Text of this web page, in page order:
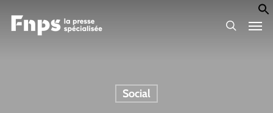
search
Social